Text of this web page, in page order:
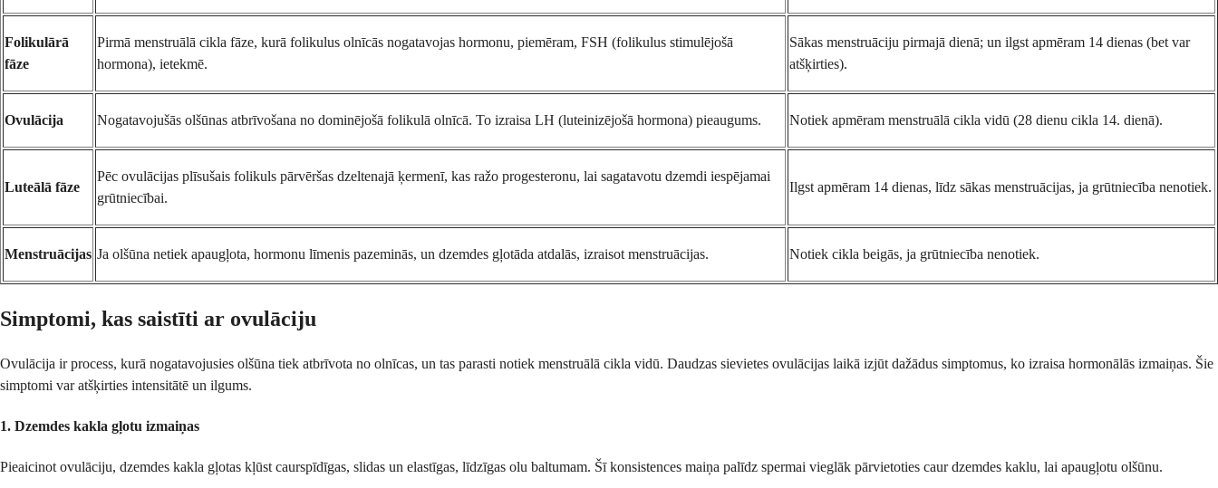
Folikulārā
fāze
Pirmā menstruālā cikla fāze, kurā folikulus olnīcās nogatavojas hormonu, piemēram, FSH (folikulus stimulējošā
hormona), ietekmē.
Sākas menstruāciju pirmajā dienā; un ilgst apmēram 14 dienas (bet var
atšķirties).
Ovulācija Nogatavojušās olšūnas atbrīvošana no dominējošā folikulā olnīcā. To izraisa LH (luteinizējošā hormona) pieaugums. Notiek apmēram menstruālā cikla vidū (28 dienu cikla 14. dienā).
Luteālā fāze
Pēc ovulācijas plīsušais folikuls pārvēršas dzeltenajā ķermenī, kas ražo progesteronu, lai sagatavotu dzemdi iespējamai
grūtniecībai.
Ilgst apmēram 14 dienas, līdz sākas menstruācijas, ja grūtniecība nenotiek.
Menstruācijas Ja olšūna netiek apaugļota, hormonu līmenis pazeminās, un dzemdes gļotāda atdalās, izraisot menstruācijas. Notiek cikla beigās, ja grūtniecība nenotiek.
Simptomi, kas saistīti ar ovulāciju
Ovulācija ir process, kurā nogatavojusies olšūna tiek atbrīvota no olnīcas, un tas parasti notiek menstruālā cikla vidū. Daudzas sievietes ovulācijas laikā izjūt dažādus simptomus, ko izraisa hormonālās izmaiņas. Šie
simptomi var atšķirties intensitātē un ilgums.
1. Dzemdes kakla gļotu izmaiņas
Pieaicinot ovulāciju, dzemdes kakla gļotas kļūst caurspīdīgas, slidas un elastīgas, līdzīgas olu baltumam. Šī konsistences maiņa palīdz spermai vieglāk pārvietoties caur dzemdes kaklu, lai apaugļotu olšūnu.